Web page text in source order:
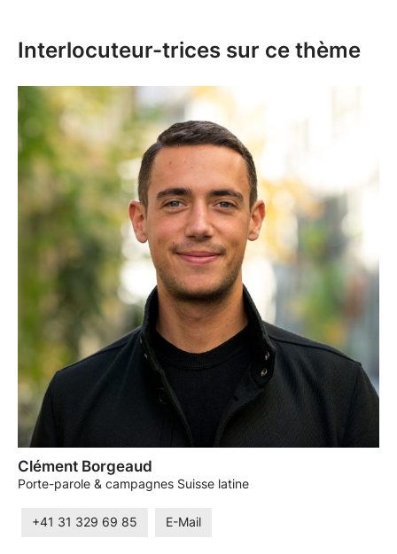
Interlocuteur-trices sur ce thème
Clément Borgeaud
Porte-parole & campagnes Suisse latine
+41 31 329 69 85 E-Mail